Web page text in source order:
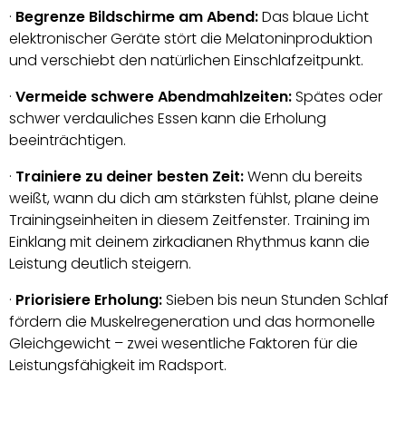
· Begrenze Bildschirme am Abend:Das blaue Licht
elektronischer Geräte stört die Melatoninproduktion
und verschiebt den natürlichen Einschlafzeitpunkt.
· Vermeide schwere Abendmahlzeiten:Spätes oder
schwer verdauliches Essen kann die Erholung
beeinträchtigen.
· Trainiere zu deiner besten Zeit:Wenn du bereits
weißt, wann du dich am stärksten fühlst, plane deine
Trainingseinheiten in diesem Zeitfenster. Training im
Einklang mit deinem zirkadianen Rhythmus kann die
Leistung deutlich steigern.
· Priorisiere Erholung:Sieben bis neun Stunden Schlaf
fördern die Muskelregeneration und das hormonelle
Gleichgewicht – zwei wesentliche Faktoren für die
Leistungsfähigkeit im Radsport.